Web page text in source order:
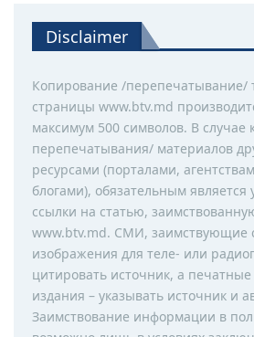
Disclaimer
Копирование /перепечатывание/
страницы www.btv.md
максимум 500 символов. В случае
перепечатывания/ материалов
ресурсами (порталами,
блогами), обязательным является
ссылки на статью,
www.btv.md. СМИ, заимствующие
изображения для теле- или
цитировать источник, а
издания – указывать источник и
Заимствование информации в